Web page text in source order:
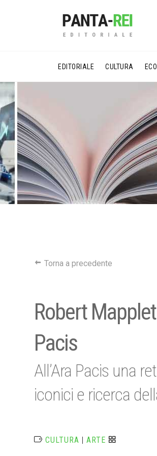
EDITORIALE CULTURA
Torna a precedente
Robert
Pacis
All’Ara Pacis una
iconici e ricerca
CULTURA |ARTE